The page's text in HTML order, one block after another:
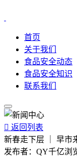
首页
关于我们
食品安全动态
食品安全知识
联系我们
 返回列表
新春走下层 ｜ 早市
发布者： QY千亿浏